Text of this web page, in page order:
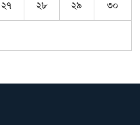
২৭ ২৮ ২৯ ৩০